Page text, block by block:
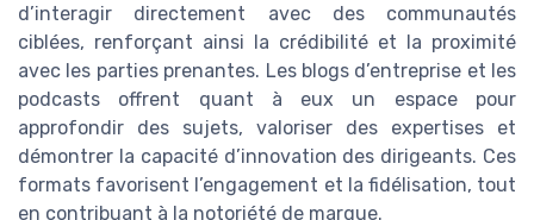
d’interagir directement avec des communautés
ciblées, renforçant ainsi la crédibilité et la proximité
avec les parties prenantes. Les blogs d’entreprise et les
podcasts offrent quant à eux un espace pour
approfondir des sujets, valoriser des expertises et
démontrer la capacité d’innovation des dirigeants. Ces
formats favorisent l’engagement et la fidélisation, tout
en contribuant à la notoriété de marque.